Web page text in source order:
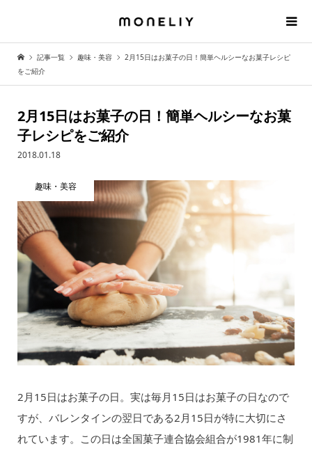
記事一覧 趣味・美容
2月15日はお菓子の日！簡単ヘルシーなお菓子レシピ
をご紹介
2月15日はお菓子の日！簡単ヘルシーなお菓
子レシピをご紹介
2018.01.18
趣味・美容
2月15日はお菓子の日。実は毎月15日はお菓子の日なので
すが、バレンタインの翌日である2月15日が特に大切にさ
れています。この日は全国菓子連合協会組合が1981年に制